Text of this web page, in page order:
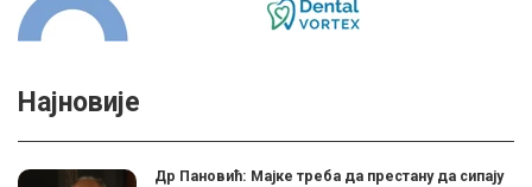
Најновије
Др Пановић: Мајке треба да престану да сипају